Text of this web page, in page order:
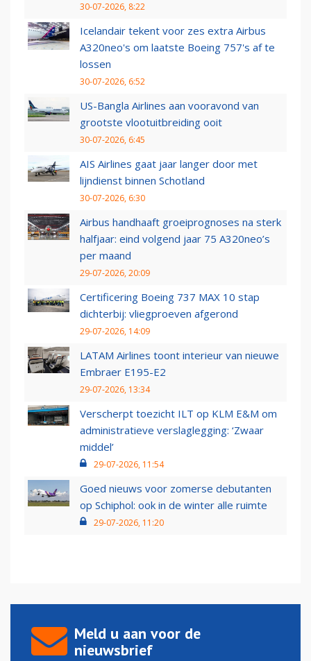
30-07-2026, 8:22
Icelandair tekent voor zes extra Airbus
A320neo's om laatste Boeing 757's af te
lossen
30-07-2026, 6:52
US-Bangla Airlines aan vooravond van
grootste vlootuitbreiding ooit
30-07-2026, 6:45
AIS Airlines gaat jaar langer door met
lijndienst binnen Schotland
30-07-2026, 6:30
Airbus handhaaft groeiprognoses na sterk
halfjaar: eind volgend jaar 75 A320neo’s
per maand
29-07-2026, 20:09
Certificering Boeing 737 MAX 10 stap
dichterbij: vliegproeven afgerond
29-07-2026, 14:09
LATAM Airlines toont interieur van nieuwe
Embraer E195-E2
29-07-2026, 13:34
Verscherpt toezicht ILT op KLM E&M om
administratieve verslaglegging: ‘Zwaar
middel’
29-07-2026, 11:54
Goed nieuws voor zomerse debutanten
op Schiphol: ook in de winter alle ruimte
29-07-2026, 11:20
Meld u aan voor de
nieuwsbrief